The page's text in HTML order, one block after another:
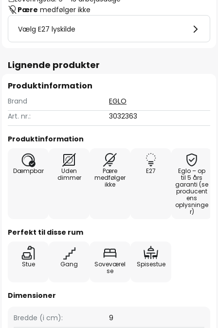
Pære medfølger ikke
Vælg E27 lyskilde
Lignende produkter
Produktinformation
Brand
EGLO
Art. nr.:
3032363
Produktinformation
Dæmpbar
Uden
dimmer
Pære
medfølger
ikke
E27
Eglo – op
til 5 års
garanti (se
producent
ens
oplysninge
r)
Perfekt til disse rum
Stue Gang
Soveværel
se
Spisestue
Dimensioner
Bredde (i cm): 9